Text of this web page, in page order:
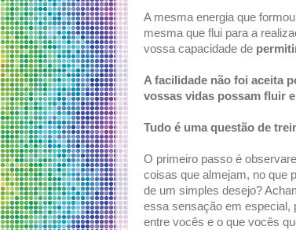
A mesma energia que
mesma que flui para a
vossa capacidade de
A facilidade não foi aceita
vossas vidas possam fluir
Tudo é uma questão de
O primeiro passo é
coisas que almejam, no que
de um simples desejo?
essa sensação em especial,
entre vocês e o que vocês